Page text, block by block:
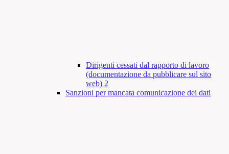
Dirigenti cessati dal rapporto di lavoro
(documentazione da pubblicare sul sito
web) 2
Sanzioni per mancata comunicazione dei dati